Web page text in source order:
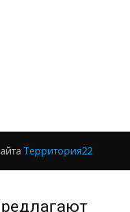
Территория22